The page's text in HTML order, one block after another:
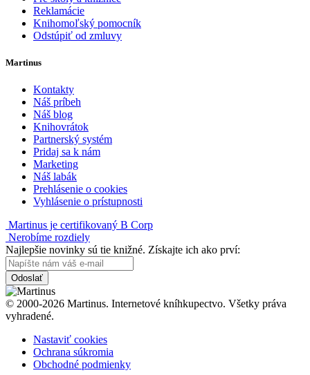
Reklamácie
Knihomoľský pomocník
Odstúpiť od zmluvy
Martinus
Kontakty
Náš príbeh
Náš blog
Knihovrátok
Partnerský systém
Pridaj sa k nám
Marketing
Náš labák
Prehlásenie o cookies
Vyhlásenie o prístupnosti
Martinus je certifikovaný B Corp
Nerobíme rozdiely
Najlepšie novinky sú tie knižné. Získajte ich ako prví:
Odoslať
© 2000-2026 Martinus. Internetové kníhkupectvo. Všetky práva
vyhradené.
Nastaviť cookies
Ochrana súkromia
Obchodné podmienky